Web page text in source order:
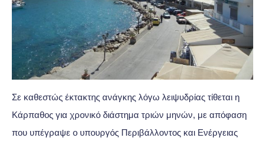
Σε καθεστώς έκτακτης ανάγκης λόγω λειψυδρίας τίθεται η
Κάρπαθος για χρονικό διάστημα τριών μηνών, με απόφαση
που υπέγραψε ο υπουργός Περιβάλλοντος και Ενέργειας